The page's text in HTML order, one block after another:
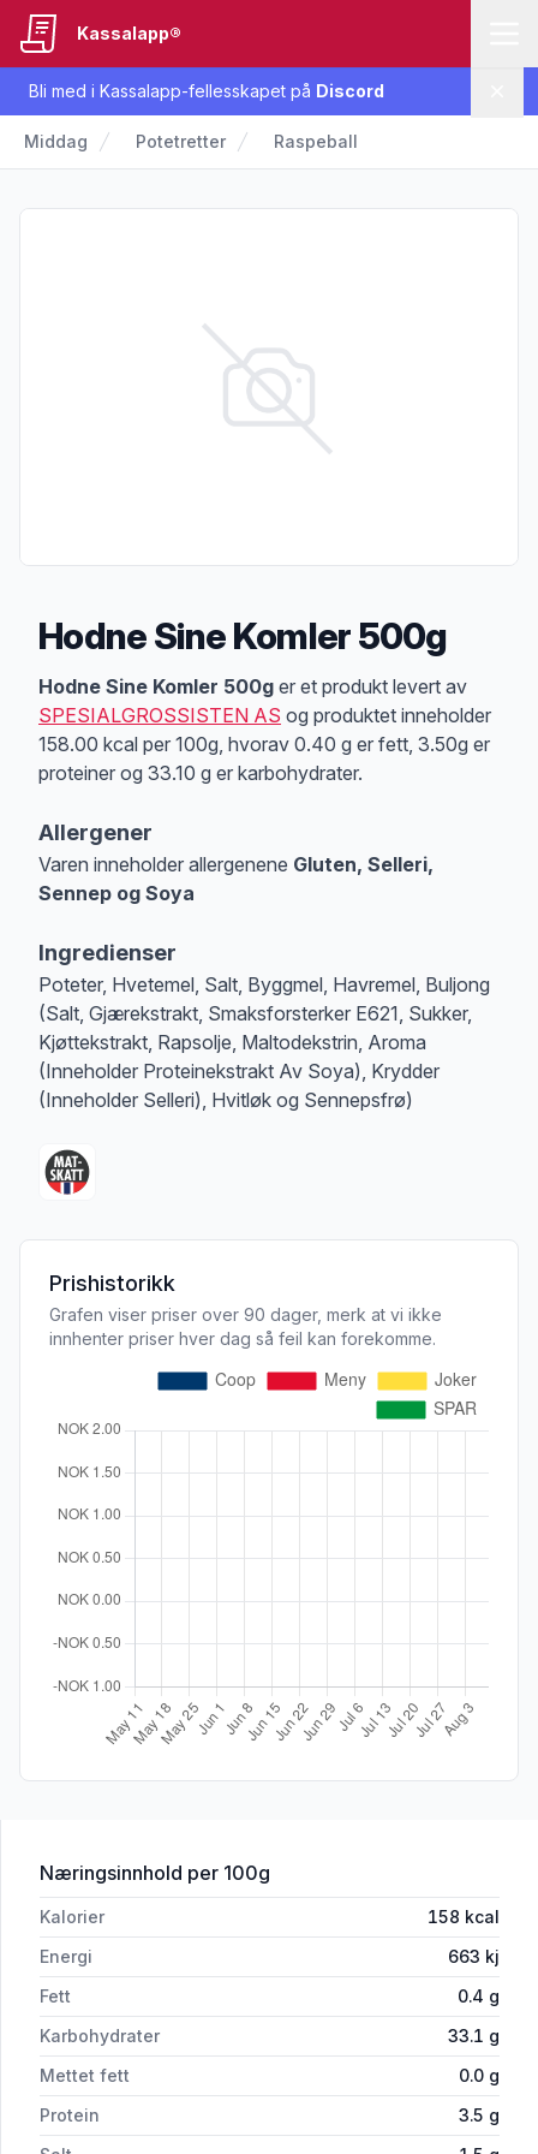
Bli med i Kassalapp-fellesskapet på Discord
Kassalapp®
Middag Potetretter Raspeball
Hodne Sine Komler 500g
Produktbeskrivelse
Hodne Sine Komler 500g er et produkt levert av
SPESIALGROSSISTEN AS og produktet inneholder
158.00 kcal per 100g, hvorav 0.40 g er fett, 3.50g er
proteiner og 33.10 g er karbohydrater.
Allergener
Varen inneholder allergenene Gluten, Selleri,
Sennep og Soya
Ingredienser
Poteter, Hvetemel, Salt, Byggmel, Havremel, Buljong
(Salt, Gjærekstrakt, Smaksforsterker E621, Sukker,
Kjøttekstrakt, Rapsolje, Maltodekstrin, Aroma
(Inneholder Proteinekstrakt Av Soya), Krydder
(Inneholder Selleri), Hvitløk og Sennepsfrø)
Prishistorikk
Grafen viser priser over 90 dager, merk at vi ikke
innhenter priser hver dag så feil kan forekomme.
Næringsinnhold for 'Hodne Sine Komler 500g'
per 100g
Kalorier 158 kcal
Energi
663 kj
Fett
0.4 g
Karbohydrater
33.1 g
Mettet fett
0.0 g
Protein
3.5 g